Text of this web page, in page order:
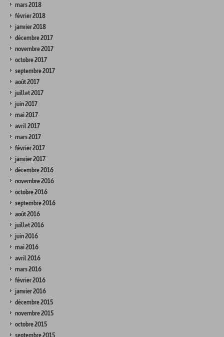
mars 2018
février 2018
janvier 2018
décembre 2017
novembre 2017
octobre 2017
septembre 2017
août 2017
juillet 2017
juin 2017
mai 2017
avril 2017
mars 2017
février 2017
janvier 2017
décembre 2016
novembre 2016
octobre 2016
septembre 2016
août 2016
juillet 2016
juin 2016
mai 2016
avril 2016
mars 2016
février 2016
janvier 2016
décembre 2015
novembre 2015
octobre 2015